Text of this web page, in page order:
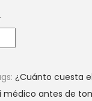
¿Cuánto cuesta
médico antes de